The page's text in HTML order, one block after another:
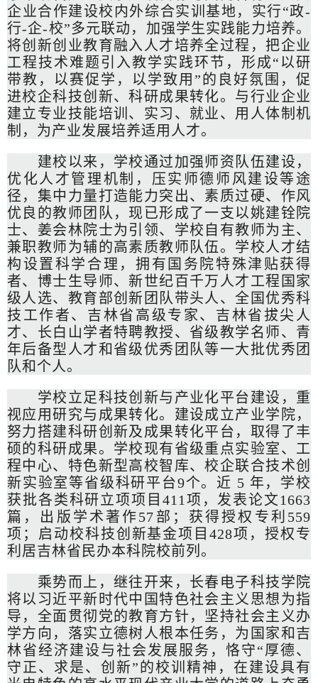
企业合作建设校内外综合实训基地，实行“政-
行-企-校”多元联动，加强学生实践能力培养。
将创新创业教育融入人才培养全过程，把企业
工程技术难题引入教学实践环节，形成“以研
带教，以赛促学，以学致用”的良好氛围，促
进校企科技创新、科研成果转化。与行业企业
建立专业技能培训、实习、就业、用人体制机
制，为产业发展培养适用人才。
建校以来，学校通过加强师资队伍建设，
优化人才管理机制，压实师德师风建设等途
径，集中力量打造能力突出、素质过硬、作风
优良的教师团队，现已形成了一支以姚建铨院
士、姜会林院士为引领、学校自有教师为主、
兼职教师为辅的高素质教师队伍。学校人才结
构设置科学合理，拥有国务院特殊津贴获得
者、博士生导师、新世纪百千万人才工程国家
级人选、教育部创新团队带头人、全国优秀科
技工作者、吉林省高级专家、吉林省拔尖人
才、长白山学者特聘教授、省级教学名师、青
年后备型人才和省级优秀团队等一大批优秀团
队和个人。
学校立足科技创新与产业化平台建设，重
视应用研究与成果转化。建设成立产业学院，
努力搭建科研创新及成果转化平台，取得了丰
硕的科研成果。学校现有省级重点实验室、工
程中心、特色新型高校智库、校企联合技术创
新实验室等省级科研平台9个。近 5 年，学校
获批各类科研立项项目411项，发表论文1663
篇，出版学术著作57部；获得授权专利559
项；启动校科技创新基金项目428项，授权专
利居吉林省民办本科院校前列。
乘势而上，继往开来，长春电子科技学院
将以习近平新时代中国特色社会主义思想为指
导，全面贯彻党的教育方针，坚持社会主义办
学方向，落实立德树人根本任务，为国家和吉
林省经济建设与社会发展服务，恪守“厚德、
守正、求是、创新”的校训精神，在建设具有